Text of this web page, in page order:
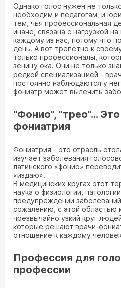
Однако голос нужен не
необходим и педагогам, и
тем, чья профессиональная
иначе, связана с нагрузкой
каждому из нас, потому что
день. А вот трепетно к
только профессионалы,
зеницу ока. Они не только
редкой специализацией -
постоянно наблюдаются у
фониатр может вылечить
"Фонио", "трео"… Это
фониатрия
Фониатрия – это отрасль
изучает заболевания
латинского «фонио»
«издаю».
В медицинских кругах этот
наука о физиологии,
предупреждении
сожалению, с этой областью
чрезвычайно узкий круг
которые решают врачи-
отношение к каждому
Профессия для
профессии